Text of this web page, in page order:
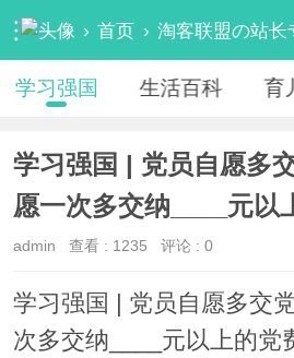
› 首页 › 淘客联盟の站长
› 学习强国 › 内容
学习强国 生活百科 育
学习强国 | 党员自愿多
愿一次多交纳____元以
admin 查看 : 1235 评论 : 0
学习强国 | 党员自愿多交
次多交纳____元以上的党